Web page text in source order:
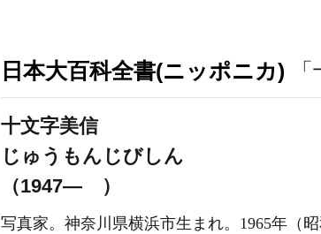
日本大百科全書(ニッポニカ)
十文字美信
じゅうもんじびしん
（1947― ）
写真家。神奈川県横浜市生まれ。1965年（